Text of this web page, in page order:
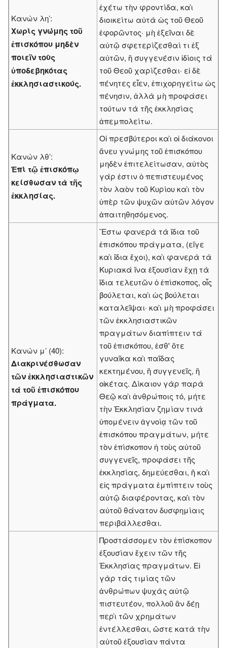
Κανὼν λη’:
Χωρὶς γνώμης τοῦ
ἐπισκόπου μηδὲν
ποιεῖν τοὺς
ὑποδεβηκότας
ἐκκλησιαστικούς.
ἐχέτω τὴν φροντίδα, καὶ
διοικείτω αὐτὰ ὡς τοῦ Θεοῦ
ἐφορῶντος· μὴ ἐξεῖναι δὲ
αὐτῷ σφετερίζεσθαί τι ἐξ
αὐτῶν, ἢ συγγενέσιν ἰδίοις τά
τοῦ Θεοῦ χαρίζεσθαι· εἰ δὲ
πένητες εἶεν, ἐπιχορηγείτω ὡς
πένησιν, ἀλλὰ μὴ προφάσει
τούτων τὰ τῆς ἐκκλησίας
ἀπεμπολείτω.
Κανὼν λθ’:
Ἐπὶ τῷ ἐπισκόπῳ
κείσθωσαν τὰ τῆς
ἐκκλησίας.
Οἱ πρεσβύτεροι καὶ οἱ διάκονοι
ἄνευ γνώμης τοῦ ἐπισκόπου
μηδὲν ἐπιτελείτωσαν, αὐτὸς
γάρ ἐστιν ὁ πεπιστευμένος
τὸν λαὸν τοῦ Κυρίου καὶ τὸν
ὑπὲρ τῶν ψυχῶν αὐτῶν λόγον
ἀπαιτηθησόμενος.
Κανὼν μ’ (40):
Διακρινέσθωσαν
τῶν ἐκκλησιαστικῶν
τά τοῦ ἐπισκόπου
πράγματα.
Ἔστω φανερὰ τὰ ἴδια τοῦ
ἐπισκόπου πράγματα, (εἴγε
καὶ ἴδια ἔχοι), καὶ φανερὰ τὰ
Κυριακά ἵνα ἐξουσίαν ἔχῃ τὰ
ἴδια τελευτῶν ὁ ἐπίσκοπος, οἷς
βούλεται, καὶ ὡς βούλεται
καταλεῖψαι· καὶ μὴ προφάσει
τῶν ἐκκλησιαστικῶν
πραγμάτων διαπίπτειν τά
τοῦ ἐπισκόπου, ἐσθ' ὅτε
γυναῖκα καὶ παῖδας
κεκτημένου, ἢ συγγενεῖς, ἢ
οἰκέτας. Δίκαιον γὰρ παρὰ
Θεῷ καὶ ἀνθρώποις τό, μήτε
τὴν Ἐκκλησίαν ζημίαν τινὰ
ὑπομένειν ἀγνοίᾳ τῶν τοῦ
ἐπισκόπου πραγμάτων, μήτε
τὸν ἐπίσκοπον ἡ τοὺς αὐτοῦ
συγγενεῖς, προφάσει τῆς
ἐκκλησίας, δημεύεσθαι, ἢ καὶ
εἰς πράγματα ἐμπίπτειν τοὺς
αὐτῷ διαφέροντας, καὶ τὸν
αὐτοῦ θάνατον δυσφημίαις
περιβάλλεσθαι.
Προστάσσομεν τὸν ἐπίσκοπον
ἐξουσίαν ἔχειν τῶν τῆς
Ἐκκλησίας πραγμάτων. Εἰ
γὰρ τάς τιμίας τῶν
ἀνθρώπων ψυχὰς αὐτῷ
πιστευτέον, πολλοῦ ἂν δέῃ
περὶ τῶν χρημάτων
ἐντέλλεσθαι, ὥστε κατὰ τὴν
αὐτοῦ ἐξουσίαν πάντα